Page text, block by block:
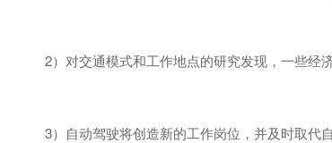
2）对交通模式和工作地点的研究发现，一些经
3）自动驾驶将创造新的工作岗位，并及时取代